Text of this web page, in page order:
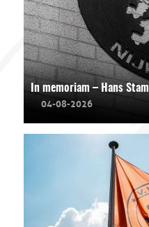
In memoriam – Hans Stam
04-08-2026